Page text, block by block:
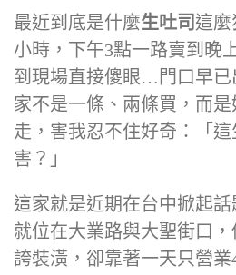
最近到底是什麼生吐司 這麼
小時，下午3點一路賣到晚
到現場直接傻眼…門口早已
家不是一條、兩條買，而
走，害我忍不住好奇：「
害？」
這家就是近期在台中掀起話
就位在大業路與大聖街口
誇裝潢，卻靠著一天只營業